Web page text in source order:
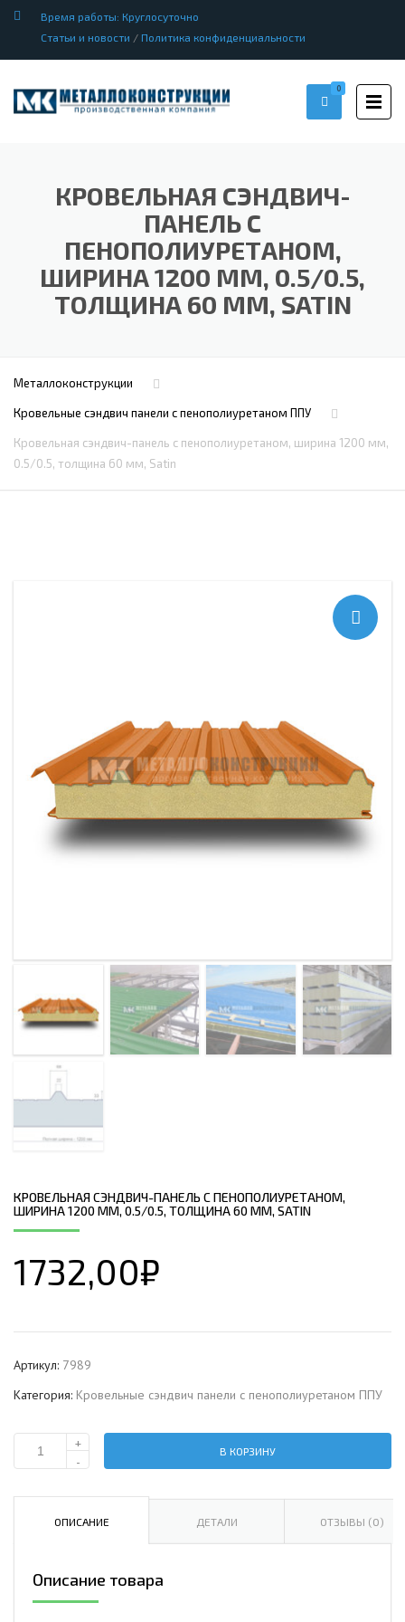
Время работы: Круглосуточно
Статьи и новости / Политика конфиденциальности
0
КРОВЕЛЬНАЯ СЭНДВИЧ-
ПАНЕЛЬ С
ПЕНОПОЛИУРЕТАНОМ,
ШИРИНА 1200 ММ, 0.5/0.5,
ТОЛЩИНА 60 ММ, SATIN
Металлоконструкции
Кровельные сэндвич панели с пенополиуретаном ППУ
Кровельная сэндвич-панель с пенополиуретаном, ширина 1200 мм,
0.5/0.5, толщина 60 мм, Satin
КРОВЕЛЬНАЯ СЭНДВИЧ-ПАНЕЛЬ С ПЕНОПОЛИУРЕТАНОМ,
ШИРИНА 1200 ММ, 0.5/0.5, ТОЛЩИНА 60 ММ, SATIN
1732,00₽
Артикул: 7989
Категория: Кровельные сэндвич панели с пенополиуретаном ППУ
Количество
сэндвич-
ширина
1200
+
-
В КОРЗИНУ
ОПИСАНИЕ ДЕТАЛИ ОТЗЫВЫ (0)
Описание товара